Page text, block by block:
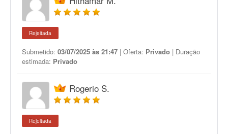
Rejeitada
Submetido: 03/07/2025 às 21:47 | Oferta: Privado | Duração
estimada: Privado
Rogerio S.
Rejeitada